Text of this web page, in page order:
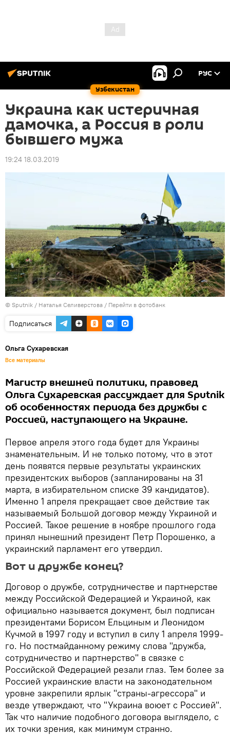
Узбекистан
РУС
Украина как истеричная
дамочка, а Россия в роли
бывшего мужа
19:24 18.03.2019
© Sputnik / Наталья Селиверстова / Перейти в фотобанк
Подписаться
Ольга Сухаревская
Все материалы
Магистр внешней политики, правовед
Ольга Сухаревская рассуждает для Sputnik
об особенностях периода без дружбы с
Россией, наступающего на Украине.
Первое апреля этого года будет для Украины
знаменательным. И не только потому, что в этот
день появятся первые результаты украинских
президентских выборов (запланированы на 31
марта, в избирательном списке 39 кандидатов).
Именно 1 апреля прекращает свое действие так
называемый Большой договор между Украиной и
Россией. Такое решение в ноябре прошлого года
принял нынешний президент Петр Порошенко, а
украинский парламент его утвердил.
Вот и дружбе конец?
Договор о дружбе, сотрудничестве и партнерстве
между Российской Федерацией и Украиной, как
официально называется документ, был подписан
президентами Борисом Ельциным и Леонидом
Кучмой в 1997 году и вступил в силу 1 апреля 1999-
го. Но постмайданному режиму слова "дружба,
сотрудничество и партнерство" в связке с
Российской Федерацией резали глаз. Тем более за
Россией украинские власти на законодательном
уровне закрепили ярлык "страны-агрессора" и
везде утверждают, что "Украина воюет с Россией".
Так что наличие подобного договора выглядело, с
их точки зрения, как минимум странно.